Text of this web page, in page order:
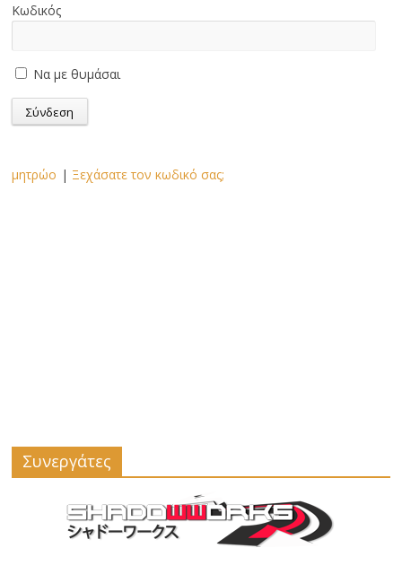
Κωδικός
Να με θυμάσαι
μητρώο | Ξεχάσατε τον κωδικό σας;
Συνεργάτες